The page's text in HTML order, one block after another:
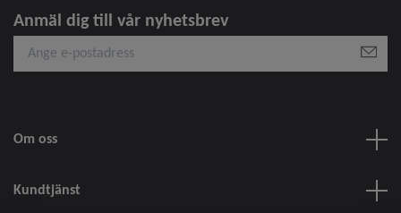
Anmäl dig till vår nyhetsbrev
Om oss
Kundtjänst